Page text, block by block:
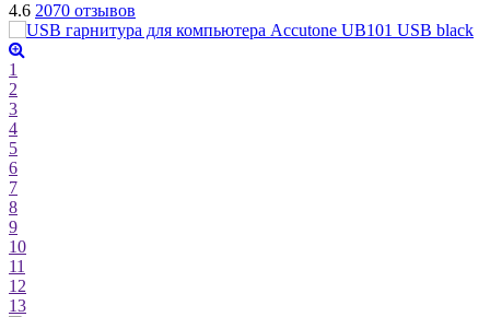
4.6 2070 отзывов
1
2
3
4
5
6
7
8
9
10
11
12
13